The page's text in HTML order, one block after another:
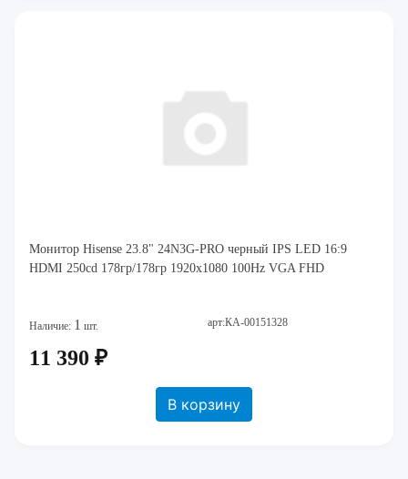
Монитор Hisense 23.8" 24N3G-PRO черный IPS LED 16:9
HDMI 250cd 178гр/178гр 1920x1080 100Hz VGA FHD
Наличие: 1 шт. арт:КА-00151328
11 390 ₽
В корзину